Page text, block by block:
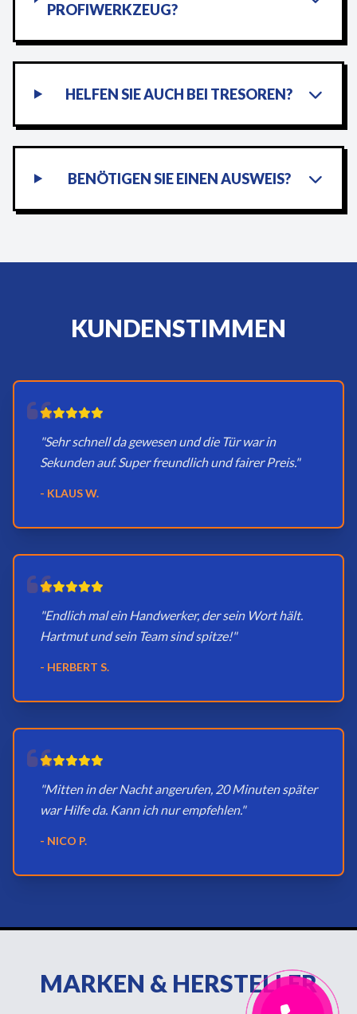
PROFIWERKZEUG?
HELFEN SIE AUCH BEI TRESOREN?
BENÖTIGEN SIE EINEN AUSWEIS?
KUNDENSTIMMEN
"Sehr schnell da gewesen und die Tür war in
Sekunden auf. Super freundlich und fairer Preis."
- KLAUS W.
"Endlich mal ein Handwerker, der sein Wort hält.
Hartmut und sein Team sind spitze!"
- HERBERT S.
"Mitten in der Nacht angerufen, 20 Minuten später
war Hilfe da. Kann ich nur empfehlen."
- NICO P.
MARKEN & HERSTELLER